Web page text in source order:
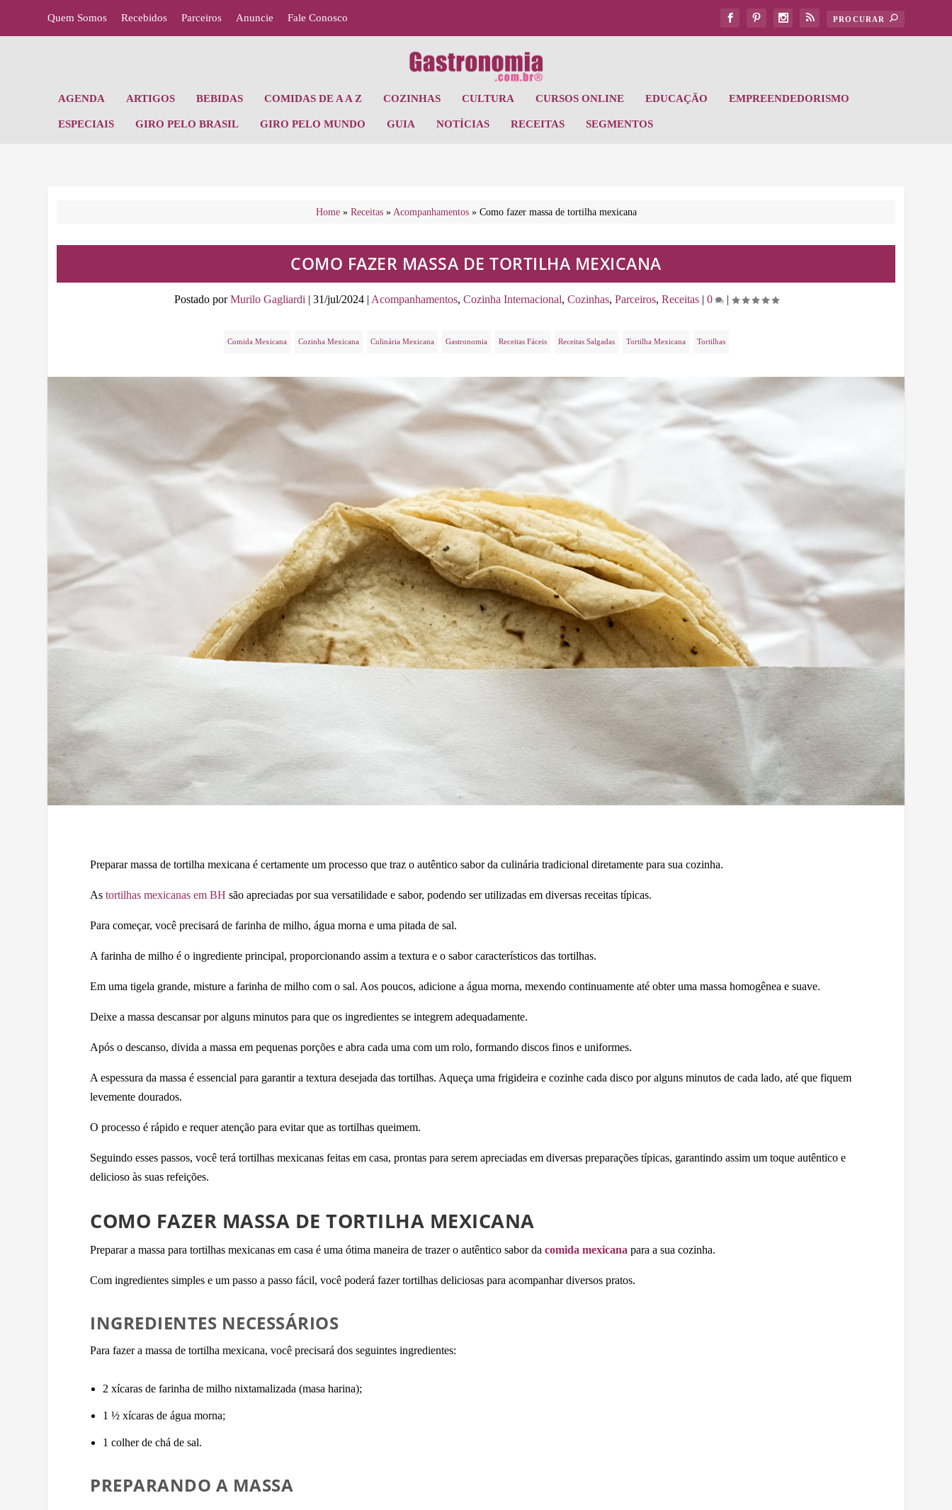
Quem Somos Recebidos Parceiros Anuncie Fale Conosco
AGENDA ARTIGOS BEBIDAS COMIDAS DE A A Z COZINHAS CULTURA CURSOS ONLINE EDUCAÇÃO EMPREENDEDORISMO
ESPECIAIS GIRO PELO BRASIL GIRO PELO MUNDO GUIA NOTÍCIAS RECEITAS SEGMENTOS
Home» Receitas» Acompanhamentos» Como fazer massa de tortilha mexicana
COMO FAZER MASSA DE TORTILHA MEXICANA
Postado porMurilo Gagliardi | 31/jul/2024| Acompanhamentos, Cozinha Internacional, Cozinhas, Parceiros, Receitas| 0 |
Comida Mexicana Cozinha Mexicana Culinária Mexicana Gastronomia Receitas Fáceis Receitas Salgadas Tortilha Mexicana Tortilhas
Preparar massa de tortilha mexicana é certamente um processo que traz o autêntico sabor da culinária tradicional diretamente para sua cozinha.
Astortilhas mexicanas em BH são apreciadas por sua versatilidade e sabor, podendo ser utilizadas em diversas receitas típicas.
Para começar, você precisará de farinha de milho, água morna e uma pitada de sal.
A farinha de milho é o ingrediente principal, proporcionando assim a textura e o sabor característicos das tortilhas.
Em uma tigela grande, misture a farinha de milho com o sal. Aos poucos, adicione a água morna, mexendo continuamente até obter uma massa homogênea e suave.
Deixe a massa descansar por alguns minutos para que os ingredientes se integrem adequadamente.
Após o descanso, divida a massa em pequenas porções e abra cada uma com um rolo, formando discos finos e uniformes.
A espessura da massa é essencial para garantir a textura desejada das tortilhas. Aqueça uma frigideira e cozinhe cada disco por alguns minutos de cada lado, até que fiquem
levemente dourados.
O processo é rápido e requer atenção para evitar que as tortilhas queimem.
Seguindo esses passos, você terá tortilhas mexicanas feitas em casa, prontas para serem apreciadas em diversas preparações típicas, garantindo assim um toque autêntico e
delicioso às suas refeições.
COMO FAZER MASSA DE TORTILHA MEXICANA
Preparar a massa para tortilhas mexicanas em casa é uma ótima maneira de trazer o autêntico sabor dacomida mexicana para a sua cozinha.
Com ingredientes simples e um passo a passo fácil, você poderá fazer tortilhas deliciosas para acompanhar diversos pratos.
INGREDIENTES NECESSÁRIOS
Para fazer a massa de tortilha mexicana, você precisará dos seguintes ingredientes:
2 xícaras de farinha de milho nixtamalizada (masa harina);
1 ½ xícaras de água morna;
1 colher de chá de sal.
PREPARANDO A MASSA